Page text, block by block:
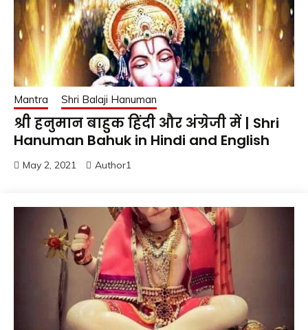
Mantra Shri Balaji Hanuman
श्री हनुमान बाहुक हिंदी और अंग्रेजी में | Shri
Hanuman Bahuk in Hindi and English
May 2, 2021 Author1